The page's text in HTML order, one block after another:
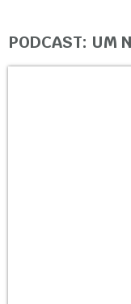
PODCAST: UM